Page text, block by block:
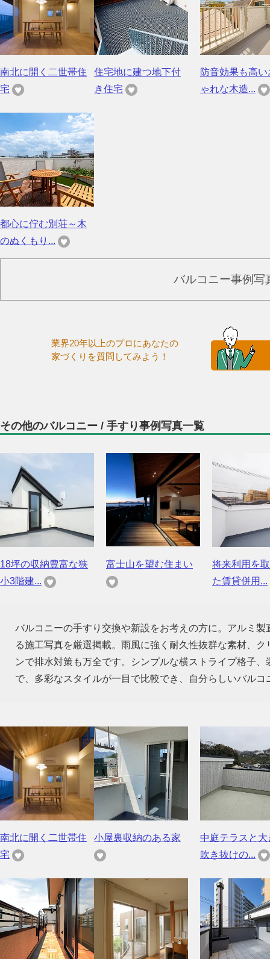
南北に開く二世帯住
宅
住宅地に建つ地下付
き住宅
防音効果も高い
ゃれな木造...
都心に佇む別荘～木
のぬくもり...
バルコニー事例写
業界20年以上のプロにあなたの
家づくりを質問してみよう！
その他のバルコニー / 手すり事例写真一覧
18坪の収納豊富な狭
小3階建...
富士山を望む住まい
将来利用を
た賃貸併用...
バルコニーの手すり交換や新設をお考えの方に。アルミ
る施工写真を厳選掲載。雨風に強く耐久性抜群な素材、
ンで排水対策も万全です。シンプルな横ストライプ格子
で、多彩なスタイルが一目で比較でき、自分らしいバルコ
南北に開く二世帯住
宅
小屋裏収納のある家
中庭テラスと大
吹き抜けの...